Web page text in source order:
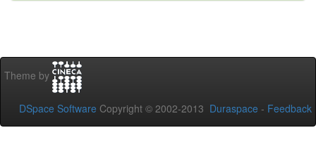
Theme by
DSpace Software Copyright © 2002-2013 Duraspace - Feedback